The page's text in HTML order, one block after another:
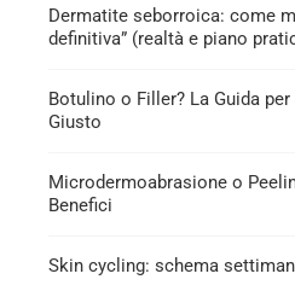
Dermatite seborroica: come
definitiva” (realtà e piano
Botulino o Filler? La Guida
Giusto
Microdermoabrasione o
Benefici
Skin cycling: schema